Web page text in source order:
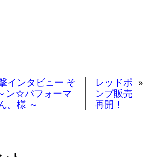
インタビュー そ
ン☆パフォーマ
。様 ～
レッドポ
ンプ販売
再開！
»